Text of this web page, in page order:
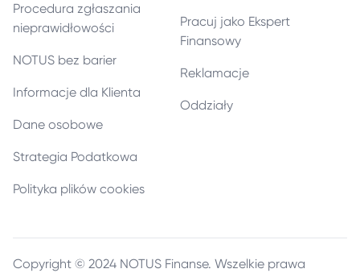
Procedura zgłaszania
nieprawidłowości
NOTUS bez barier
Informacje dla Klienta
Dane osobowe
Strategia Podatkowa
Polityka plików cookies
Pracuj jako Ekspert
Finansowy
Reklamacje
Oddziały
Copyright © 2024 NOTUS Finanse. Wszelkie prawa